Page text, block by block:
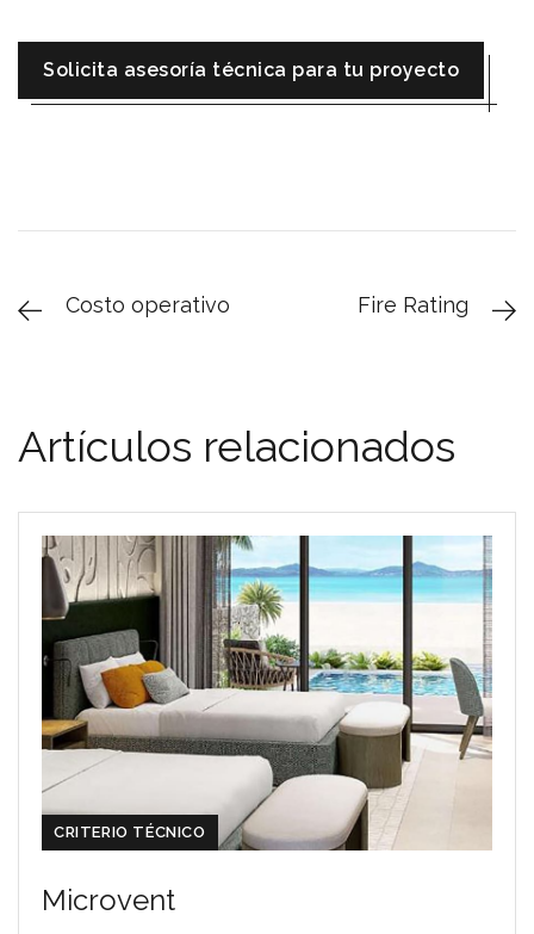
solicita asesoría técnica para tu proyecto
Costo operativo Fire Rating
Artículos relacionados
CRITERIO TÉCNICO
Microvent